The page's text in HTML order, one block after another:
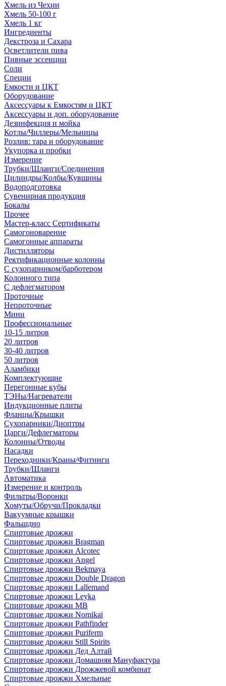
Хмель из Чехии
Хмель 50-100 г
Хмель 1 кг
Ингредиенты
Декстроза и Сахара
Осветлители пива
Пивные эссенции
Соли
Специи
Емкости и ЦКТ
Оборудование
Аксессуары к Емкостям и ЦКТ
Аксессуары и доп. оборудование
Дезинфекция и мойка
Котлы/Чиллеры/Мельницы
Розлив: тара и оборудование
Укупорка и пробки
Измерение
Трубки/Шланги/Соединения
Цилиндры/Колбы/Кувшины
Водоподготовка
Сувенирная продукция
Бокалы
Прочее
Мастер-класс Сертификаты
Самогоноварение
Самогонные аппараты
Дистилляторы
Ректификационные колонны
С сухопарником/барботером
Колонного типа
С дефлегматором
Проточные
Непроточные
Мини
Профессиональные
10-15 литров
20 литров
30-40 литров
50 литров
Аламбики
Комплектующие
Перегонные кубы
ТЭНы/Нагреватели
Индукционные плиты
Фланцы/Крышки
Сухопарники/Диоптры
Царги/Дефлегматоры
Колонны/Отводы
Насадки
Переходники/Краны/Фитинги
Трубки/Шланги
Автоматика
Измерение и контроль
Фильтры/Воронки
Хомуты/Обручи/Прокладки
Вакуумные крышки
Фальшдно
Спиртовые дрожжи
Спиртовые дрожжи Bragman
Спиртовые дрожжи Alcotec
Спиртовые дрожжи Angel
Спиртовые дрожжи Bekmaya
Спиртовые дрожжи Double Dragon
Спиртовые дрожжи Lallemand
Спиртовые дрожжи Leyka
Спиртовые дрожжи MB
Спиртовые дрожжи Nomikai
Спиртовые дрожжи Pathfinder
Спиртовые дрожжи Puriferm
Спиртовые дрожжи Still Spirits
Спиртовые дрожжи Дед Алтай
Спиртовые дрожжи Домашняя Мануфактура
Спиртовые дрожжи Дрожжевой комбинат
Спиртовые дрожжи Хмельные